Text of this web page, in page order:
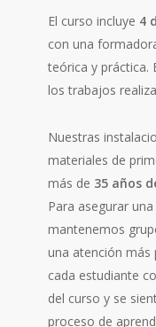
El curso incluye 4
con una
teórica y práctica.
los trabajos
Nuestras
materiales de
más de 35 años
Para asegurar
mantenemos
una atención más
cada estudiante
del curso y se
proceso de